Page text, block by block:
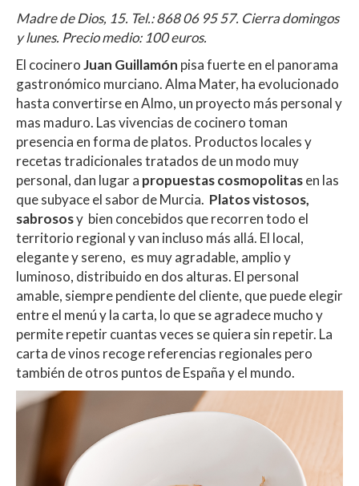
Madre de Dios, 15. Tel.:868 06 95 57. Cierra domingos
y lunes. Precio medio: 100 euros.
El cocineroJuan Guillamón pisa fuerte en el panorama
gastronómico murciano. Alma Mater, ha evolucionado
hasta convertirse en Almo, un proyecto más personal y
mas maduro. Las vivencias de cocinero toman
presencia en forma de platos. Productos locales y
recetas tradicionales tratados de un modo muy
personal, dan lugar a propuestas cosmopolitasen las
que subyace el sabor de Murcia. Platos vistosos,
sabrososy bien concebidos que recorren todo el
territorio regional y van incluso más allá. El local,
elegante y sereno, es muy agradable, amplio y
luminoso, distribuido en dos alturas. El personal
amable, siempre pendiente del cliente, que puede elegir
entre el menú y la carta, lo que se agradece mucho y
permite repetir cuantas veces se quiera sin repetir. La
carta de vinos recoge referencias regionales pero
también de otros puntos de España y el mundo.